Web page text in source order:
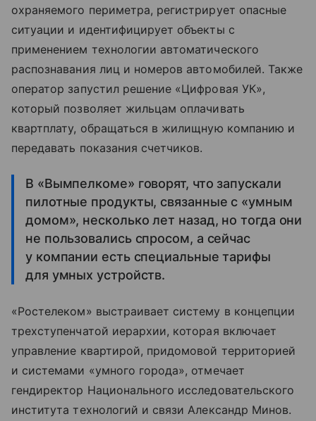
охраняемого периметра, регистрирует опасные
ситуации и идентифицирует объекты с
применением технологии автоматического
распознавания лиц и номеров автомобилей. Также
оператор запустил решение «Цифровая УК»,
который позволяет жильцам оплачивать
квартплату, обращаться в жилищную компанию и
передавать показания счетчиков.
В «Вымпелкоме» говорят, что запускали
пилотные продукты, связанные с «умным
домом», несколько лет назад, но тогда они
не пользовались спросом, а сейчас
у компании есть специальные тарифы
для умных устройств.
«Ростелеком» выстраивает систему в концепции
трехступенчатой иерархии, которая включает
управление квартирой, придомовой территорией
и системами «умного города», отмечает
гендиректор Национального исследовательского
института технологий и связи Александр Минов.